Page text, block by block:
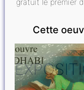
Cette